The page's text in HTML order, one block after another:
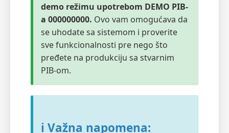
demo režimu upotrebom DEMO PIB-
a 000000000. Ovo vam omogućava da
se uhodate sa sistemom i proverite
sve funkcionalnosti pre nego što
pređete na produkciju sa stvarnim
PIB-om.
ℹ️ Važna napomena: